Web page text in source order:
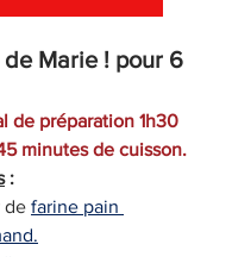
Marie ! pour 6
de préparation 1h30
minutes de cuisson.
:
de farine pain
.